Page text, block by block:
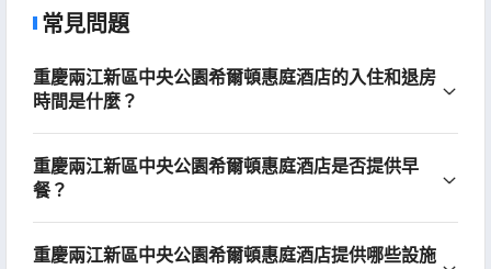
常見問題
重慶兩江新區中央公園希爾頓惠庭酒店的入住和退房
時間是什麼？
重慶兩江新區中央公園希爾頓惠庭酒店是否提供早
餐？
重慶兩江新區中央公園希爾頓惠庭酒店提供哪些設施